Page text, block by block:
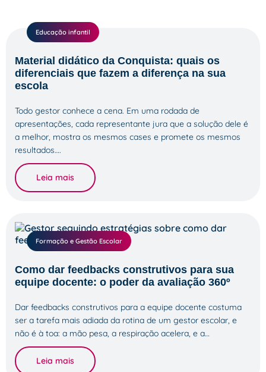
Educação infantil
Material didático da Conquista: quais os
diferenciais que fazem a diferença na sua
escola
Todo gestor conhece a cena. Em uma rodada de
apresentações, cada representante jura que a solução dele é
a melhor, mostra os mesmos cases e promete os mesmos
resultados….
Leia mais
Formação e Gestão Escolar
Como dar feedbacks construtivos para sua
equipe docente: o poder da avaliação 360º
Dar feedbacks construtivos para a equipe docente costuma
ser a tarefa mais adiada da rotina de um gestor escolar, e
não é à toa: a mão pesa, a respiração acelera, e a…
Leia mais